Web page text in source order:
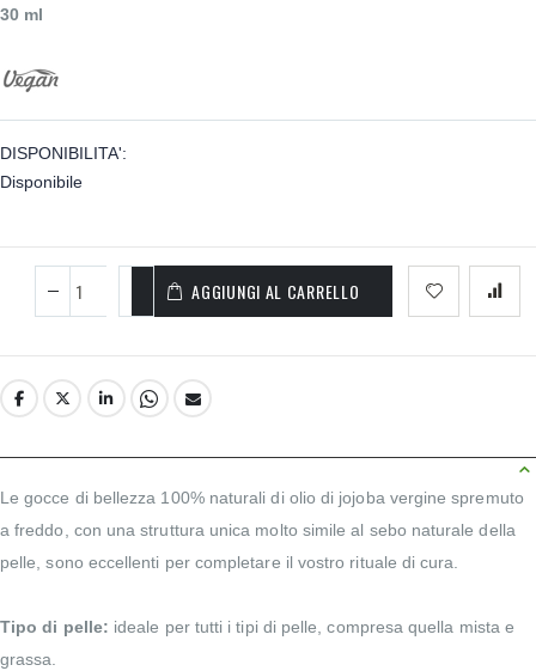
30 ml
DISPONIBILITA':
Disponibile
AGGIUNGI AL CARRELLO
Le gocce di bellezza 100% naturali di olio di jojoba vergine spremuto
a freddo, con una struttura unica molto simile al sebo naturale della
pelle, sono eccellenti per completare il vostro rituale di cura.
Tipo di pelle: ideale per tutti i tipi di pelle, compresa quella mista e
grassa.